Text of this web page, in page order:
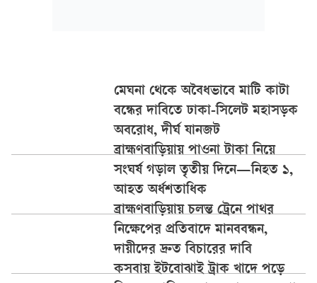
মেঘনা থেকে অবৈধভাবে মাটি কাটা
বন্ধের দাবিতে ঢাকা-সিলেট মহাসড়ক
অবরোধ, দীর্ঘ যানজট
ব্রাহ্মণবাড়িয়ায় পাওনা টাকা নিয়ে
সংঘর্ষ গড়াল তৃতীয় দিনে—নিহত ১,
আহত অর্ধশতাধিক
ব্রাহ্মণবাড়িয়ায় চলন্ত ট্রেনে পাথর
নিক্ষেপের প্রতিবাদে মানববন্ধন,
দায়ীদের দ্রুত বিচারের দাবি
কসবায় ইটবোঝাই ট্রাক খাদে পড়ে